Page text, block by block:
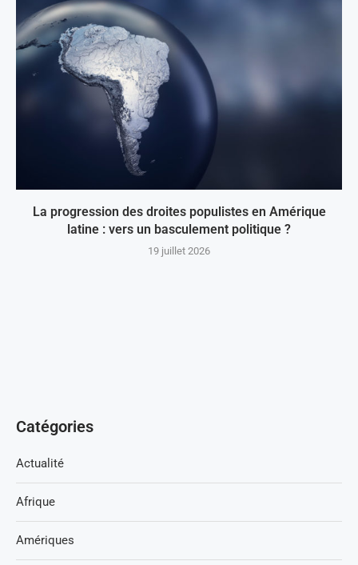
La progression des droites populistes en Amérique
latine : vers un basculement politique ?
19 juillet 2026
Catégories
Actualité
Afrique
Amériques